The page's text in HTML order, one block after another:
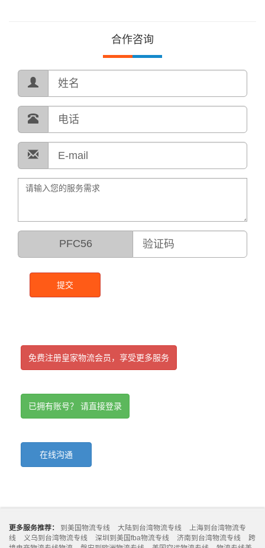
合作咨询
PFC56
提交
免费注册皇家物流会员，享受更多服务
已拥有账号？ 请直接登录
在线沟通
更多服务推荐： 到美国物流专线 大陆到台湾物流专线
上海到台湾物流专
线
义乌到台湾物流专线 深圳到美国fba物流专线 济南到台湾物流专线
跨